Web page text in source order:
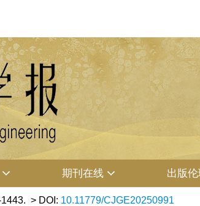
期刊在线 出版伦
> DOI: 10.11779/CJGE20250991